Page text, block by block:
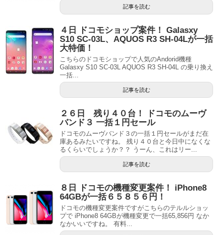
記事を読む
４日 ドコモショップ案件！ Galasxy
S10 SC-03L、AQUOS R3 SH-04Lが一括
大特価！
こちらのドコモショップで人気のAndorid機種
Galasxy S10 SC-03L AQUOS R3 SH-04L の乗り換え
一括...
記事を読む
２６日 残り４０台！ ドコモのムーヴ
バンド３ 一括１円セール
ドコモのムーヴバンド３の一括１円セールがまだ在
庫あるみたいですね。 残り４０台と今日中になくな
るくらいでしょうか？？ うーん、これはリー...
記事を読む
８日 ドコモの機種変更案件！ iPhone8
64GBが一括６５８５６円！
ドコモの機種変更案件ですがこちらのテルルショッ
プで iPhone8 64GBが機種変更で一括65,856円 なか
なかいいですね。 有料...